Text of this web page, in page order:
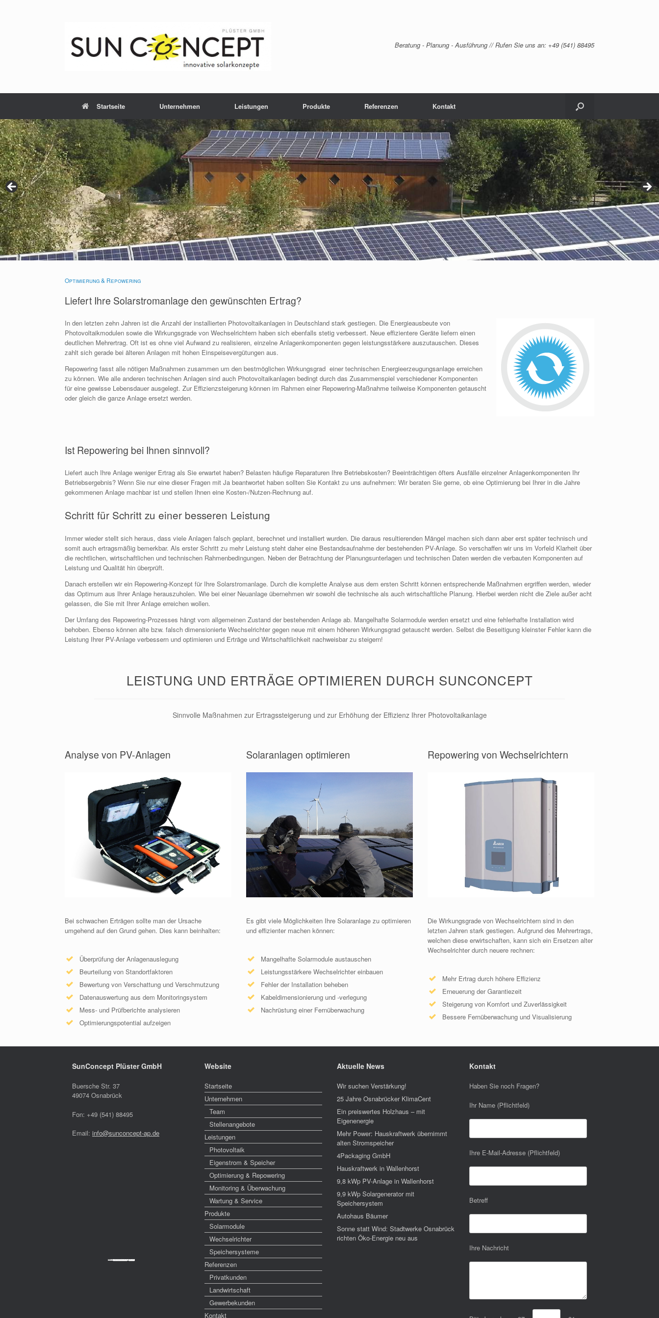
Beratung - Planung - Ausführung // Rufen Sie uns an: +49 (541) 88495
Startseite Unternehmen Leistungen Produkte Referenzen Kontakt
Optimierung & Repowering
Liefert Ihre Solarstromanlage den gewünschten Ertrag?
In den letzten zehn Jahren ist die Anzahl der installierten Photovoltaikanlagen in Deutschland stark gestiegen. Die Energieausbeute von
Photovoltaikmodulen sowie die Wirkungsgrade von Wechselrichtern haben sich ebenfalls stetig verbessert. Neue effizientere Geräte liefern einen
deutlichen Mehrertrag. Oft ist es ohne viel Aufwand zu realisieren, einzelne Anlagenkomponenten gegen leistungsstärkere auszutauschen. Dieses
zahlt sich gerade bei älteren Anlagen mit hohen Einspeisevergütungen aus.
Repowering fasst alle nötigen Maßnahmen zusammen um den bestmöglichen Wirkungsgrad einer technischen Energieerzeugungsanlage erreichen
zu können. Wie alle anderen technischen Anlagen sind auch Photovoltaikanlagen bedingt durch das Zusammenspiel verschiedener Komponenten
für eine gewisse Lebensdauer ausgelegt. Zur Effizienzsteigerung können im Rahmen einer Repowering-Maßnahme teilweise Komponenten getauscht
oder gleich die ganze Anlage ersetzt werden.
Ist Repowering bei Ihnen sinnvoll?
Liefert auch Ihre Anlage weniger Ertrag als Sie erwartet haben? Belasten häufige Reparaturen Ihre Betriebskosten? Beeinträchtigen öfters Ausfälle einzelner Anlagenkomponenten Ihr
Betriebsergebnis? Wenn Sie nur eine dieser Fragen mit Ja beantwortet haben sollten Sie Kontakt zu uns aufnehmen: Wir beraten Sie gerne, ob eine Optimierung bei Ihrer in die Jahre
gekommenen Anlage machbar ist und stellen Ihnen eine Kosten-/Nutzen-Rechnung auf.
Schritt für Schritt zu einer besseren Leistung
Immer wieder stellt sich heraus, dass viele Anlagen falsch geplant, berechnet und installiert wurden. Die daraus resultierenden Mängel machen sich dann aber erst später technisch und
somit auch ertragsmäßig bemerkbar. Als erster Schritt zu mehr Leistung steht daher eine Bestandsaufnahme der bestehenden PV-Anlage. So verschaffen wir uns im Vorfeld Klarheit über
die rechtlichen, wirtschaftlichen und technischen Rahmenbedingungen. Neben der Betrachtung der Planungsunterlagen und technischen Daten werden die verbauten Komponenten auf
Leistung und Qualität hin überprüft.
Danach erstellen wir ein Repowering-Konzept für Ihre Solarstromanlage. Durch die komplette Analyse aus dem ersten Schritt können entsprechende Maßnahmen ergriffen werden, wieder
das Optimum aus Ihrer Anlage herauszuholen. Wie bei einer Neuanlage übernehmen wir sowohl die technische als auch wirtschaftliche Planung. Hierbei werden nicht die Ziele außer acht
gelassen, die Sie mit Ihrer Anlage erreichen wollen.
Der Umfang des Repowering-Prozesses hängt vom allgemeinen Zustand der bestehenden Anlage ab. Mangelhafte Solarmodule werden ersetzt und eine fehlerhafte Installation wird
behoben. Ebenso können alte bzw. falsch dimensionierte Wechselrichter gegen neue mit einem höheren Wirkungsgrad getauscht werden. Selbst die Beseitigung kleinster Fehler kann die
Leistung Ihrer PV-Anlage verbessern und optimieren und Erträge und Wirtschaftlichkeit nachweisbar zu steigern!
LEISTUNG UND ERTRÄGE OPTIMIEREN DURCH SUNCONCEPT
Sinnvolle Maßnahmen zur Ertragssteigerung und zur Erhöhung der Effizienz Ihrer Photovoltaikanlage
Analyse von PV-Anlagen
Bei schwachen Erträgen sollte man der Ursache
umgehend auf den Grund gehen. Dies kann beinhalten:
Überprüfung der Anlagenauslegung
Beurteilung von Standortfaktoren
Bewertung von Verschattung und Verschmutzung
Datenauswertung aus dem Monitoringsystem
Mess- und Prüfberichte analysieren
Optimierungspotential aufzeigen
Solaranlagen optimieren
Es gibt viele Möglichkeiten Ihre Solaranlage zu optimieren
und effizienter machen können:
Mangelhafte Solarmodule austauschen
Leistungsstärkere Wechselrichter einbauen
Fehler der Installation beheben
Kabeldimensionierung und -verlegung
Nachrüstung einer Fernüberwachung
Repowering von Wechselrichtern
Die Wirkungsgrade von Wechselrichtern sind in den
letzten Jahren stark gestiegen. Aufgrund des Mehrertrags,
welchen diese erwirtschaften, kann sich ein Ersetzen alter
Wechselrichter durch neuere rechnen:
Mehr Ertrag durch höhere Effizienz
Erneuerung der Garantiezeit
Steigerung von Komfort und Zuverlässigkeit
Bessere Fernüberwachung und Visualisierung
SunConcept Plüster GmbH
Buersche Str. 37
49074 Osnabrück
Fon: +49 (541) 88495
Email: info@sunconcept-ap.de
Powered by &cheap tickets
Website
Startseite
Unternehmen
Team
Stellenangebote
Leistungen
Photovoltaik
Eigenstrom & Speicher
Optimierung & Repowering
Monitoring & Überwachung
Wartung & Service
Produkte
Solarmodule
Wechselrichter
Speichersysteme
Referenzen
Privatkunden
Landwirtschaft
Gewerbekunden
Kontakt
Aktuelle News
Wir suchen Verstärkung!
25 Jahre Osnabrücker KlimaCent
Ein preiswertes Holzhaus – mit
Eigenenergie
Mehr Power: Hauskraftwerk übernimmt
alten Stromspeicher
4Packaging GmbH
Hauskraftwerk in Wallenhorst
9,8 kWp PV-Anlage in Wallenhorst
9,9 kWp Solargenerator mit
Speichersystem
Autohaus Bäumer
Sonne statt Wind: Stadtwerke Osnabrück
richten Öko-Energie neu aus
Kontakt
Haben Sie noch Fragen?
Ihr Name (Pflichtfeld)
Ihre E-Mail-Adresse (Pflichtfeld)
Betreff
Ihre Nachricht